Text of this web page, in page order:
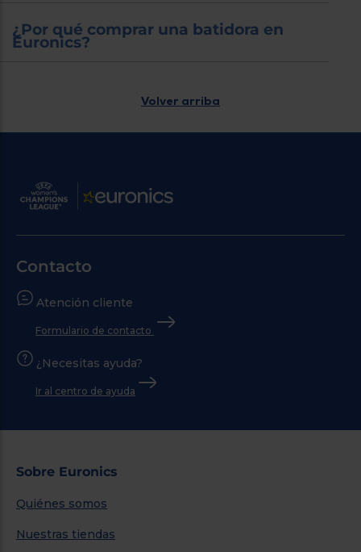
¿Por qué comprar una batidora en
Euronics?
Volver arriba
Contacto
Atención cliente
Formulario de contacto
¿Necesitas ayuda?
Ir al centro de ayuda
Sobre Euronics
Quiénes somos
Nuestras tiendas